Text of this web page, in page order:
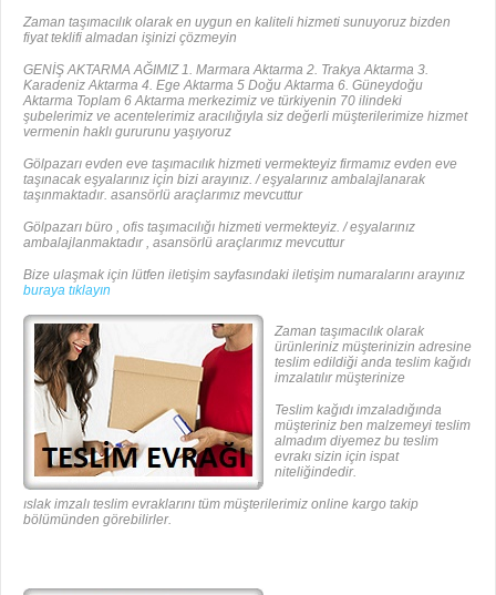
Zaman taşımacılık olarak en uygun en kaliteli hizmeti sunuyoruz bizden
fiyat teklifi almadan işinizi çözmeyin
GENİŞ AKTARMA AĞIMIZ 1. Marmara Aktarma 2. Trakya Aktarma 3.
Karadeniz Aktarma 4. Ege Aktarma 5 Doğu Aktarma 6. Güneydoğu
Aktarma Toplam 6 Aktarma merkezimiz ve türkiyenin 70 ilindeki
şubelerimiz ve acentelerimiz aracılığıyla siz değerli müşterilerimize hizmet
vermenin haklı gururunu yaşıyoruz
Gölpazarı evden eve taşımacılık hizmeti vermekteyiz firmamız evden eve
taşınacak eşyalarınız için bizi arayınız. / eşyalarınız ambalajlanarak
taşınmaktadır. asansörlü araçlarımız mevcuttur
Gölpazarı büro , ofis taşımacılığı hizmeti vermekteyiz. / eşyalarınız
ambalajlanmaktadır , asansörlü araçlarımız mevcuttur
Bize ulaşmak için lütfen iletişim sayfasındaki iletişim numaralarını arayınız
buraya tıklayın
Zaman taşımacılık olarak
ürünleriniz müşterinizin adresine
teslim edildiği anda teslim kağıdı
imzalatılır müşterinize
Teslim kağıdı imzaladığında
müşteriniz ben malzemeyi teslim
almadım diyemez bu teslim
evrakı sizin için ispat
niteliğindedir.
ıslak imzalı teslim evraklarını tüm müşterilerimiz online kargo takip
bölümünden görebilirler.